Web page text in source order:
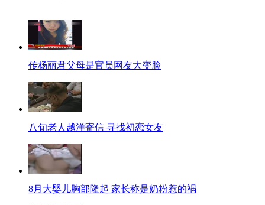
传杨丽君父母是官员网友大变脸
八旬老人越洋寄信 寻找初恋女友
8月大婴儿胸部隆起 家长称是奶粉惹的祸